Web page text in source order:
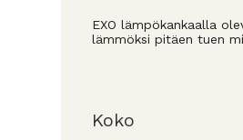
EXO lämpökankaalla
lämmöksi pitäen tuen
Koko